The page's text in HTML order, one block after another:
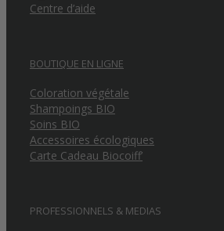
Centre d’aide
BOUTIQUE EN LIGNE
Coloration végétale
Shampoings BIO
Soins BIO
Accessoires écologiques
Carte Cadeau Biocoiff’
PROFESSIONNELS & MEDIAS